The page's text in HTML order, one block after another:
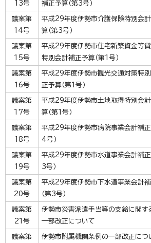
13号 補正予算（第3号）
議案第
14号
平成29年度伊勢市介護保険特別会
算（第3号）
議案第
15号
平成29年度伊勢市住宅新築資金等
特別会計補正予算（第1号）
議案第
16号
平成29年度伊勢市観光交通対策特
正予算（第1号）
議案第
17号
平成29年度伊勢市土地取得特別会
算（第1号）
議案第
18号
平成29年度伊勢市病院事業会計補正
4号）
議案第
19号
平成29年度伊勢市水道事業会計補正
3号）
議案第
20号
平成29年度伊勢市下水道事業会計
（第3号）
議案第
21号
伊勢市災害派遣手当等の支給に関す
一部改正について
議案第
伊勢市附属機関条例の一部改正につ